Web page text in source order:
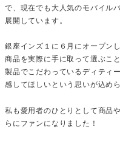
で、現在でも大人気のモバイル
展開しています。
銀座インズ１に６月にオープン
商品を実際に手に取って選ぶこ
製品でこだわっているディティ
感してほしいという思いが込め
私も愛用者のひとりとして商品
らにファンになりました！